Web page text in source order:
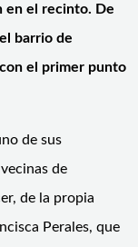
en el recinto. De
barrio de
el primer punto
de sus
de
de la propia
Perales, que